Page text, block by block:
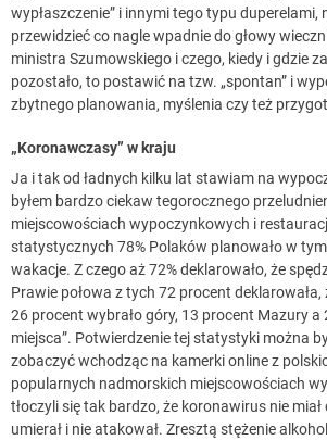
wypłaszczenie” i innymi tego typu duperelami,
przewidzieć co nagle wpadnie do głowy
ministra Szumowskiego i czego, kiedy i gdzie
pozostało, to postawić na tzw. „spontan” i
zbytnego planowania, myślenia czy też
„Koronawczasy” w kraju
Ja i tak od ładnych kilku lat stawiam na
byłem bardzo ciekaw tegorocznego
miejscowościach wypoczynkowych i
statystycznych 78% Polaków planowało w
wakacje. Z czego aż 72% deklarowało, że
Prawie połowa z tych 72 procent
26 procent wybrało góry, 13 procent Mazury a
miejsca”. Potwierdzenie tej statystyki można
zobaczyć wchodząc na kamerki online z
popularnych nadmorskich miejscowościach
tłoczyli się tak bardzo, że koronawirus nie
umierał i nie atakował. Zresztą stężenie